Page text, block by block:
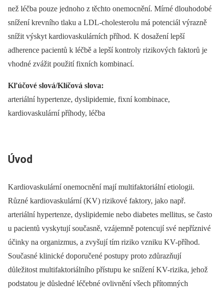
než léčba pouze jednoho z těchto onemocnění. Mírné dlouhodobé
snížení krevního tlaku a LDL-cholesterolu má potenciál výrazně
snížit výskyt kardiovaskulárních příhod. K dosažení lepší
adherence pacientů k léčbě a lepší kontroly rizikových faktorů je
vhodné zvážit použití fixních kombinací.
Kľúčové slová/Klíčová slova:
arteriální hypertenze, dyslipidemie, fixní kombinace,
kardiovaskulární příhody, léčba
Úvod
Kardiovaskulární onemocnění mají multifaktoriální etiologii.
Různé kardiovaskulární (KV) rizikové faktory, jako např.
arteriální hypertenze, dyslipidemie nebo diabetes mellitus, se často
u pacientů vyskytují současně, vzájemně potencují své nepříznivé
účinky na organizmus, a zvyšují tím riziko vzniku KV-příhod.
Současné klinické doporučené postupy proto zdůrazňují
důležitost multifaktoriálního přístupu ke snížení KV-rizika, jehož
podstatou je důsledné léčebné ovlivnění všech přítomných